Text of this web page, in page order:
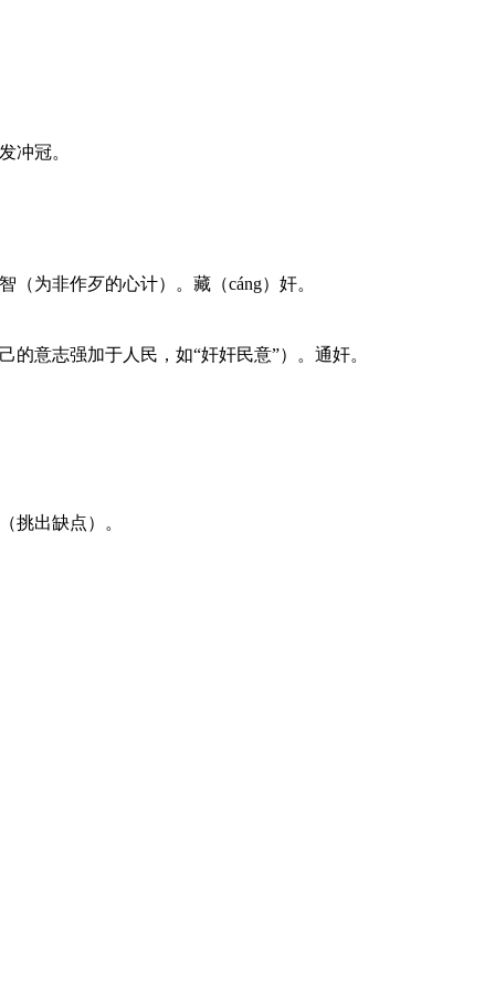
冲冠。
（为非作歹的心计）。藏（cáng）奸。
的意志强加于人民，如“奸奸民意”）。通奸。
挑出缺点）。